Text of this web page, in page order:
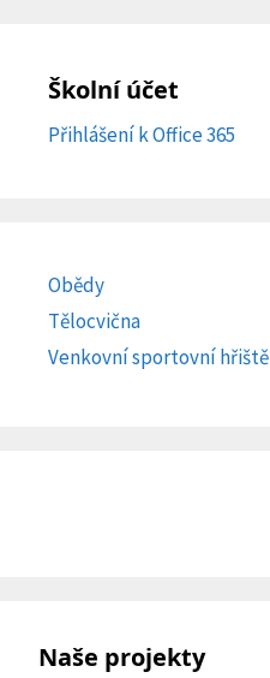
Školní účet
Přihlášení k Office 365
Obědy
Tělocvična
Venkovní sportovní hřiště
Naše projekty